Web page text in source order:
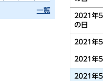
一覧
2021年
の日
2021年
2021年
2021年